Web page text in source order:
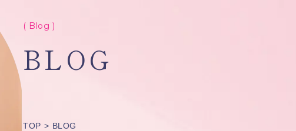
( Blog )
BLOG
TOP BLOG